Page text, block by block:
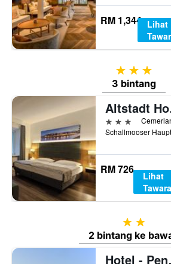
RM 1,344 Lihat
3 bintang
3 bintang
3 bintang
RM 726
Lihat
2 bintang
2 bintang ke